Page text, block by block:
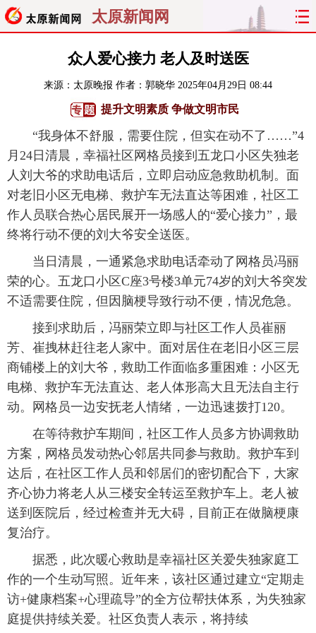
太原新闻网
聚焦 太原
经济 关注 文明 出行
旅游 理财 政务 教育
看天下 晋月读 最太原 网罗民生
太原日报 太原晚报
众人爱心接力 老人及时送医
来源： 太原晚报 作者：郭晓华 2025年04月29日 08:44
提升文明素质 争做文明市民
“我身体不舒服，需要住院，但实在动不了……”4
月24日清晨，幸福社区网格员接到五龙口小区失独老
人刘大爷的求助电话后，立即启动应急救助机制。面
对老旧小区无电梯、救护车无法直达等困难，社区工
作人员联合热心居民展开一场感人的“爱心接力”，最
终将行动不便的刘大爷安全送医。
当日清晨，一通紧急求助电话牵动了网格员冯丽
荣的心。五龙口小区C座3号楼3单元74岁的刘大爷突发
不适需要住院，但因脑梗导致行动不便，情况危急。
接到求助后，冯丽荣立即与社区工作人员崔丽
芳、崔拽林赶往老人家中。面对居住在老旧小区三层
商铺楼上的刘大爷，救助工作面临多重困难：小区无
电梯、救护车无法直达、老人体形高大且无法自主行
动。网格员一边安抚老人情绪，一边迅速拨打120。
在等待救护车期间，社区工作人员多方协调救助
方案，网格员发动热心邻居共同参与救助。救护车到
达后，在社区工作人员和邻居们的密切配合下，大家
齐心协力将老人从三楼安全转运至救护车上。老人被
送到医院后，经过检查并无大碍，目前正在做脑梗康
复治疗。
据悉，此次暖心救助是幸福社区关爱失独家庭工
作的一个生动写照。近年来，该社区通过建立“定期走
访+健康档案+心理疏导”的全方位帮扶体系，为失独家
庭提供持续关爱。社区负责人表示，将持续